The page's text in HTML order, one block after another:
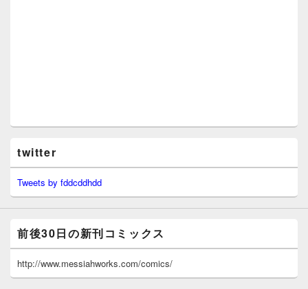
twitter
Tweets by fddcddhdd
前後30日の新刊コミックス
http://www.messiahworks.com/comics/